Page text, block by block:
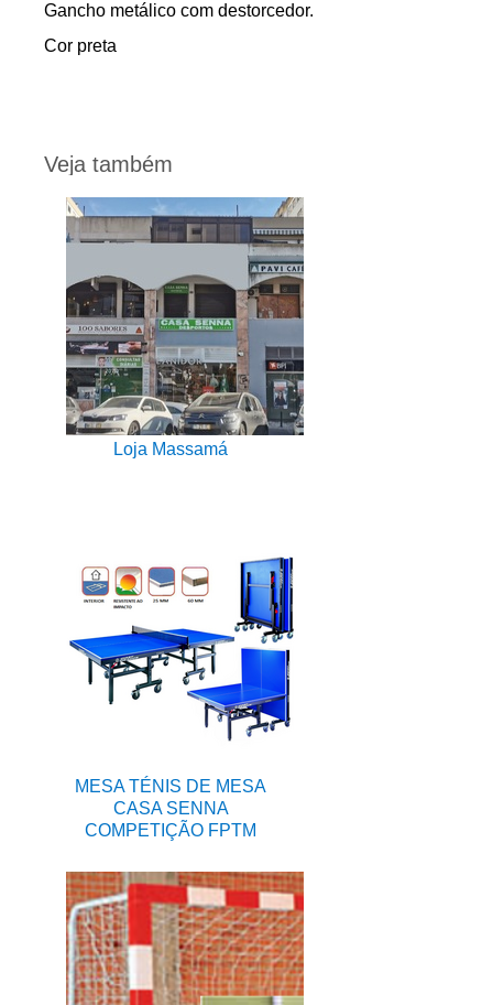
Gancho metálico com destorcedor.
Cor preta
Veja também
Loja Massamá
MESA TÉNIS DE MESA
CASA SENNA
COMPETIÇÃO FPTM